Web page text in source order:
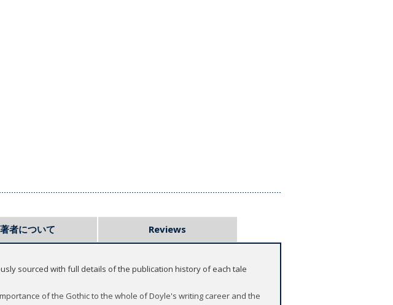
著者について Reviews
sourced with full details of the publication history of each tale
of the Gothic to the whole of Doyle's writing career and the